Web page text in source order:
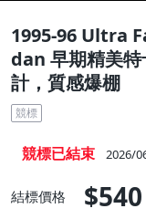
1995-96 Ultra
dan 早期精美
計，質感爆棚
競標
競標已結束 2026/
結標價格 $540